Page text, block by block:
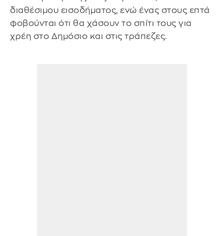
διαθέσιμου εισοδήματος, ενώ ένας στους επτά
φοβούνται ότι θα χάσουν το σπίτι τους για
χρέη στο Δημόσιο και στις τράπεζες.